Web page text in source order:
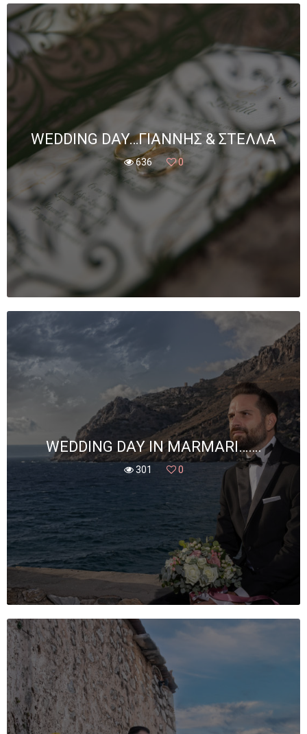
WEDDING DAY…ΓΙΆΝΝΗΣ & ΣΤΈΛΛΑ
636 0
WEDDING DAY IN MARMARI…….
301 0